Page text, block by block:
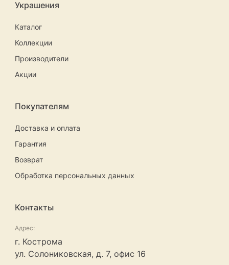
Украшения
Каталог
Коллекции
Производители
Акции
Покупателям
Доставка и оплата
Гарантия
Возврат
Обработка персональных данных
Контакты
Адрес:
г. Кострома
ул. Солониковская, д. 7, офис 16